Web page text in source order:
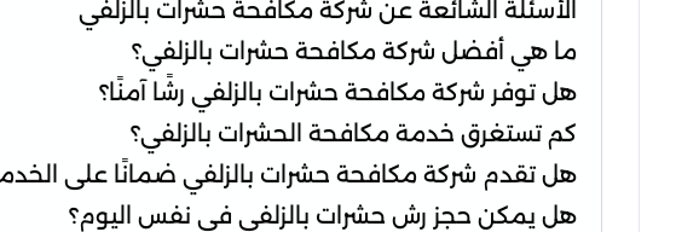
الأسئلة الشائعة عن شركة مكافحة حشرات بالزلفي
ما هي أفضل شركة مكافحة حشرات بالزلفي؟
هل توفر شركة مكافحة حشرات بالزلفي رشًا آمنًا؟
كم تستغرق خدمة مكافحة الحشرات بالزلفي؟
هل تقدم شركة مكافحة حشرات بالزلفي ضمانًا على
هل يمكن حجز رش حشرات بالزلفي في نفس اليوم؟